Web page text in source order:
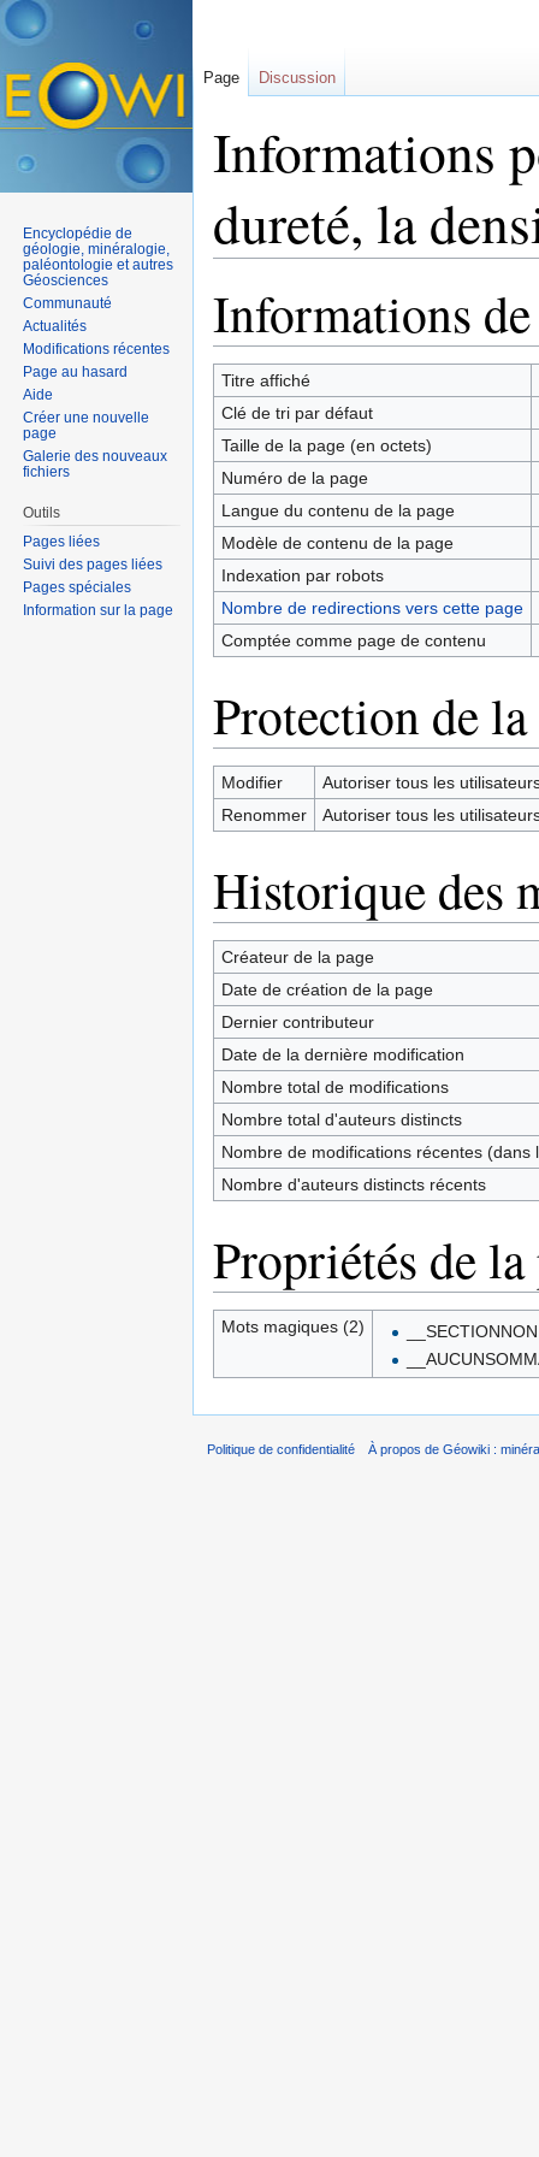
Informations
dureté, la
Informations de
Titre affiché
Clé de tri par défaut
Taille de la page (en octets)
Numéro de la page
Langue du contenu de la page
Modèle de contenu de la page
Indexation par robots
Nombre de redirections vers cette page
Comptée comme page de contenu
Protection de la
Modifier
Autoriser tous les
Renommer
Autoriser tous les
Historique des
Créateur de la page
Date de création de la page
Dernier contributeur
Date de la dernière modification
Nombre total de modifications
Nombre total d'auteurs distincts
Nombre de modifications récentes (dans
Nombre d'auteurs distincts récents
Propriétés de la
Mots magiques (2)
Page Discussion
Encyclopédie de
géologie, minéralogie,
paléontologie et autres
Géosciences
Communauté
Actualités
Modifications récentes
Page au hasard
Aide
Créer une nouvelle
page
Galerie des nouveaux
fichiers
Outils
Pages liées
Suivi des pages liées
Pages spéciales
Information sur la page
Politique de confidentialité À propos de Géowiki :